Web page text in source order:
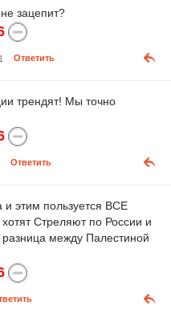
зацепит?
Ответить
трендят! Мы точно
Ответить
этим пользуется ВСЕ
Стреляют по России и
между Палестиной